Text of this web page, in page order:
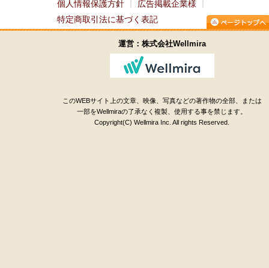
個人情報保護方針
広告掲載企業様
特定商取引法に基づく表記
運営：株式会社Wellmira
このWEBサイト上の文章、映像、写真などの著作物の全部、または
一部をWellmiraの了承なく複製、使用する事を禁じます。
Copyright(C) Wellmira Inc. All rights Reserved.